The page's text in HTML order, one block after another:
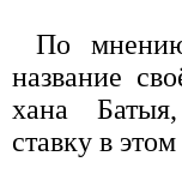
По
название
хана
ставку в